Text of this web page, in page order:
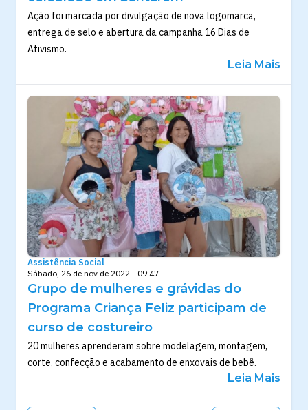
Ação foi marcada por divulgação de nova logomarca,
entrega de selo e abertura da campanha 16 Dias de
Ativismo.
Leia Mais
Assistência Social
Sábado, 26 de nov de 2022 - 09:47
Grupo de mulheres e grávidas do
Programa Criança Feliz participam de
curso de costureiro
20 mulheres aprenderam sobre modelagem, montagem,
corte, confecção e acabamento de enxovais de bebê.
Leia Mais